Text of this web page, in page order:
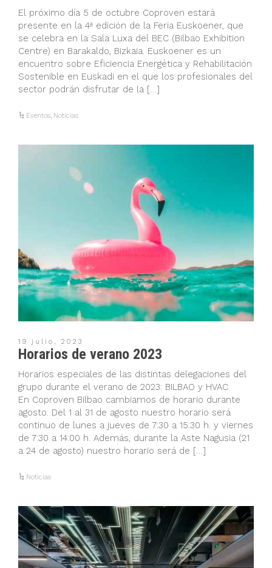
El próximo día 5 de octubre Coproven estará
presente en la 4ª edición de la Feria Euskoener, que
se celebra en la Sala Luxa del BEC (Bilbao Exhibition
Centre) en Barakaldo, Bizkaia. Euskoener es un
encuentro sobre Eficiencia Energética y Rehabilitación
Sostenible en Euskadi en el que los profesionales del
sector podrán disfrutar de la […]
Eventos, Noticias
19 julio, 2023
Horarios de verano 2023
Horarios especiales de las distintas delegaciones del
grupo durante el verano de 2023: BILBAO y HVAC
En Coproven Bilbao cambiamos de horario durante
agosto. Del 1 al 31 de agosto nuestro horario será
continuo de lunes a jueves de 7:30 a 15:30 h. y viernes
de 7:30 a 14:00 h. Además, durante la Aste Nagusia (21
a 24 de agosto) nuestro horario será de […]
Noticias